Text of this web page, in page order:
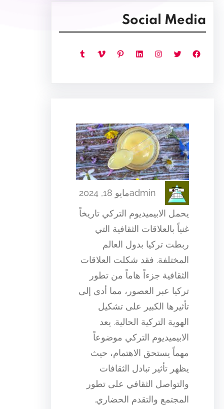
Social Media
فيسبوك تويتر إنستجرام لينكد إن بينتريست فيميو تمبلر
adminمايو 18, 2024
يحمل الابيميديوم التركي تاريخاً
غنياً بالعلاقات الثقافية التي
ربطت تركيا بدول العالم
المختلفة. فقد شكلت العلاقات
الثقافية جزءاً هاماً من تطور
تركيا عبر العصور، مما أدى إلى
تأثيرها الكبير على تشكيل
الهوية التركية الحالية. يعد
الابيميديوم التركي موضوعاً
مهماً يستحق الاهتمام، حيث
يظهر تأثير تبادل الثقافات
والتواصل الثقافي على تطور
المجتمع والتقدم الحضاري.